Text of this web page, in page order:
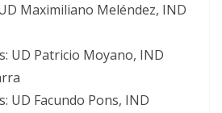
Maximiliano Meléndez, IND
UD Patricio Moyano, IND
UD Facundo Pons, IND